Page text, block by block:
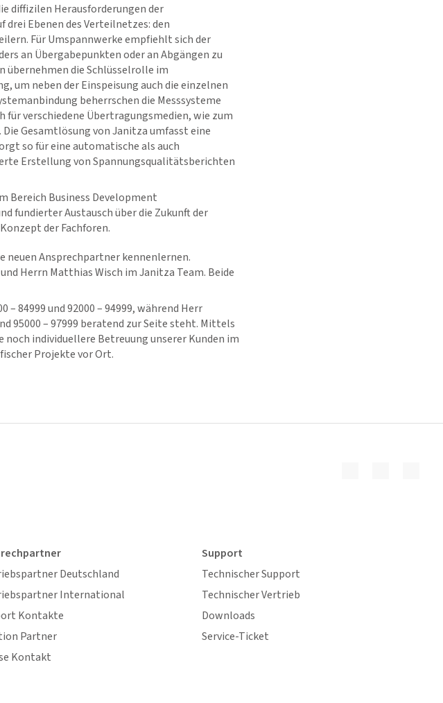
diffizilen Herausforderungen der
Ebenen des Verteilnetzes: den
Für Umspannwerke empfiehlt sich der
an Übergabepunkten oder an Abgängen zu
die Schlüsselrolle im
um neben der Einspeisung auch die einzelnen
beherrschen die Messsysteme
verschiedene Übertragungsmedien, wie zum
Gesamtlösung von Janitza umfasst eine
so für eine automatische als auch
Erstellung von Spannungsqualitätsberichten
Bereich Business Development
fundierter Austausch über die Zukunft der
der Fachforen.
Ansprechpartner kennenlernen.
Herrn Matthias Wisch im Janitza Team. Beide
84999 und 92000 – 94999, während Herr
95000 – 97999 beratend zur Seite steht. Mittels
individuellere Betreuung unserer Kunden im
Projekte vor Ort.
Deutschland
International
Kontakte
Partner
Kontakt
Support
Technischer Support
Technischer Vertrieb
Downloads
Service-Ticket